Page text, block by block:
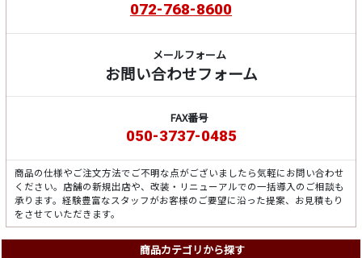
072-768-8600
メールフォーム
お問い合わせフォーム
FAX番号
050-3737-0485
商品の仕様やご注文方法でご不明な点がございましたら気軽にお問い合わせ
ください。店舗の新規出店や、改装・リニューアルでの一括導入のご相談も
承ります。経験豊富なスタッフがお客様のご要望に沿った提案、お見積もり
をさせていただきます。
商品カテゴリから探す